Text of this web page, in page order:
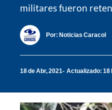
militares fueron
Por: Noticias Caracol
18 de Abr, 2021 Actualizado: 18